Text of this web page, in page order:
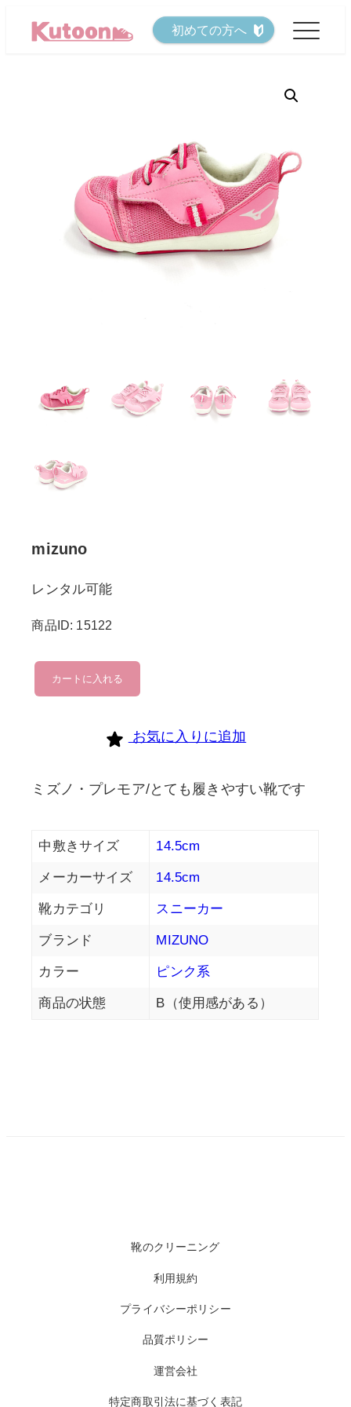
初めての方へ
mizuno
レンタル可能
商品ID: 15122
mizuno
個
カートに入れる
お気に入りに追加
ミズノ・プレモア/とても履きやすい靴です
中敷きサイズ 14.5cm
メーカーサイズ 14.5cm
靴カテゴリ スニーカー
ブランド MIZUNO
カラー ピンク系
商品の状態 B（使用感がある）
靴のクリーニング
利用規約
プライバシーポリシー
品質ポリシー
運営会社
特定商取引法に基づく表記